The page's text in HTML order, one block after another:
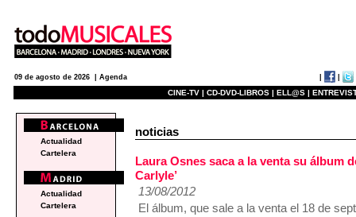
09 de agosto de 2026 | Agenda
CINE-TV | CD-DVD-LIBROS | ELL@S |
noticias
Laura Osnes saca a la venta su álbum
Carlyle’
13/08/2012
El álbum, que sale a la venta el 18 de
Actualidad
Cartelera
Actualidad
Cartelera